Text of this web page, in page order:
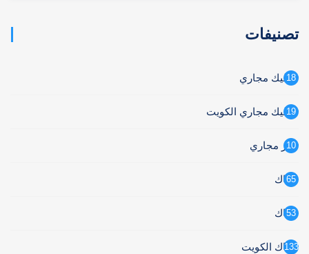
تصنيفات
تسليك مجاري
18
تسليك مجاري الكويت
19
تنكر مجاري
10
سباك
65
سباك
53
سباك الكويت
133